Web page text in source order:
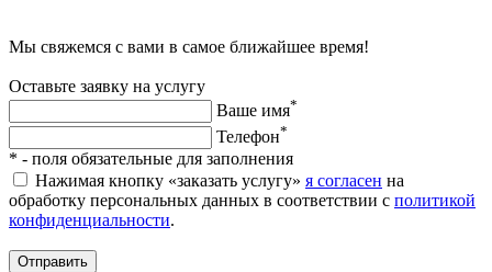
Мы свяжемся с вами в самое ближайшее время!
Оставьте заявку на услугу
Ваше имя*
Телефон*
* - поля обязательные для заполнения
Нажимая кнопку «заказать услугу» я согласен на
обработку персональных данных в соответствии с политикой
конфиденциальности.
Отправить